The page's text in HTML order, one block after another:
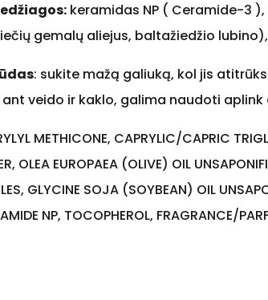
keramidas NP ( Ceramide-3
gemalų aliejus, baltažiedžio
: sukite mažą galiuką, kol jis
veido ir kaklo, galima naudoti
METHICONE, CAPRYLIC/CAPRIC
OLEA EUROPAEA (OLIVE) OIL
GLYCINE SOJA (SOYBEAN) OIL
NP, TOCOPHEROL, FRAGRANCE/